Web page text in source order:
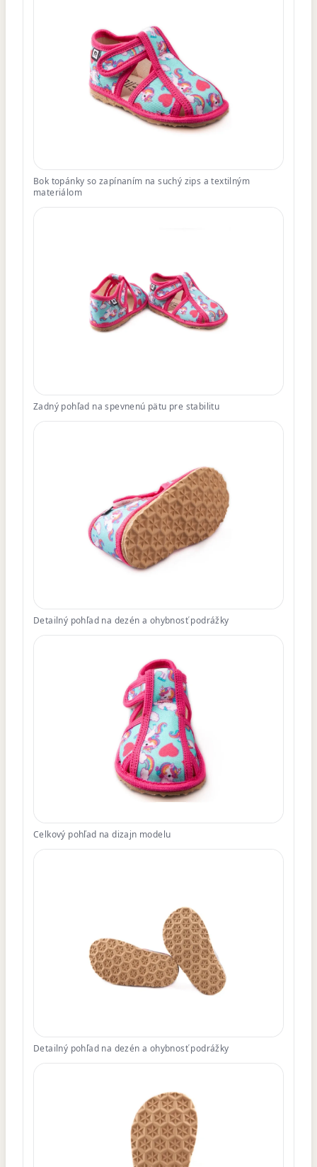
Bok topánky so zapínaním na suchý zips a textilným
materiálom
Zadný pohľad na spevnenú pätu pre stabilitu
Detailný pohľad na dezén a ohybnosť podrážky
Celkový pohľad na dizajn modelu
Detailný pohľad na dezén a ohybnosť podrážky